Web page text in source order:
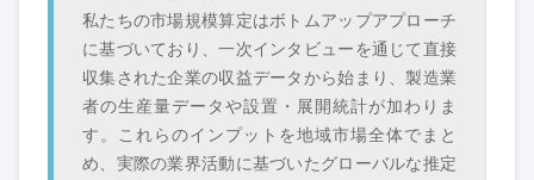
私たちの市場規模算定はボトムアップアプローチ
に基づいており、一次インタビューを通じて直接
収集された企業の収益データから始まり、製造業
者の生産量データや設置・展開統計が加わりま
す。これらのインプットを地域市場全体でまと
め、実際の業界活動に基づいたグローバルな推定